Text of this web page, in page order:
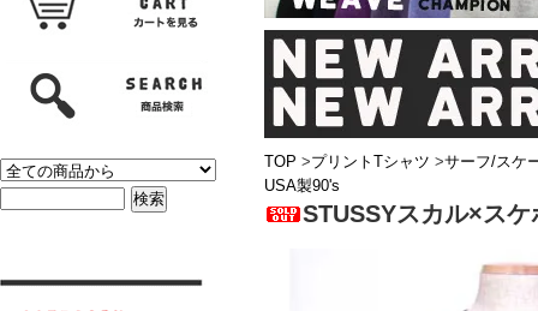
TOP >プリントTシャツ >サーフ/スケ
USA製90's
STUSSYスカル×ス